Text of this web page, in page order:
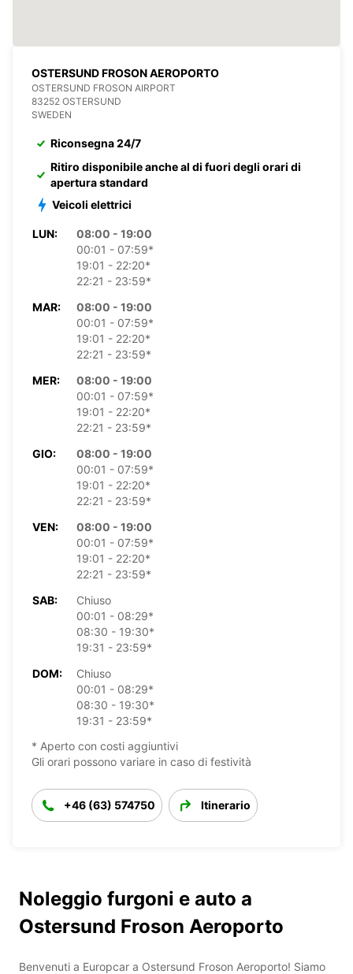
OSTERSUND FROSON AEROPORTO
OSTERSUND FROSON AIRPORT
83252 OSTERSUND
SWEDEN
Riconsegna 24/7
Ritiro disponibile anche al di fuori degli orari di
apertura standard
Veicoli elettrici
LUN:
08:00 - 19:00
00:01 - 07:59*
19:01 - 22:20*
22:21 - 23:59*
MAR:
08:00 - 19:00
00:01 - 07:59*
19:01 - 22:20*
22:21 - 23:59*
MER:
08:00 - 19:00
00:01 - 07:59*
19:01 - 22:20*
22:21 - 23:59*
GIO:
08:00 - 19:00
00:01 - 07:59*
19:01 - 22:20*
22:21 - 23:59*
VEN:
08:00 - 19:00
00:01 - 07:59*
19:01 - 22:20*
22:21 - 23:59*
SAB:
Chiuso
00:01 - 08:29*
08:30 - 19:30*
19:31 - 23:59*
DOM:
Chiuso
00:01 - 08:29*
08:30 - 19:30*
19:31 - 23:59*
* Aperto con costi aggiuntivi
Gli orari possono variare in caso di festività
+46 (63) 574750 Itinerario
Noleggio furgoni e auto a
Ostersund Froson Aeroporto
Benvenuti a Europcar a Ostersund Froson Aeroporto! Siamo